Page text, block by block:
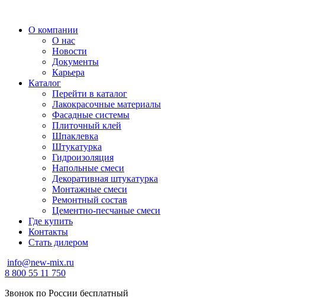
О компании
О нас
Новости
Документы
Карьера
Каталог
Перейти в каталог
Лакокрасочные материалы
Фасадные системы
Плиточный клей
Шпаклевка
Штукатурка
Гидроизоляция
Напольные смеси
Декоративная штукатурка
Монтажные смеси
Ремонтный состав
Цементно-песчаные смеси
Где купить
Контакты
Стать дилером
info@new-mix.ru
8 800 55 11 750
Звонок по России бесплатный